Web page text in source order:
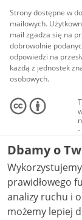
Strony dostępne w
mailowych.
mail zgadza się na
dobrowolnie
odpowiedzi na
każdą z jednostek
osobowych.
-
Dbamy o
prawidłowego
analizy ruchu i
możemy lepiej